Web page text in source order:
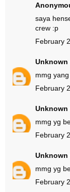
saya
crew :p
February
Unknown
mmg
February
Unknown
mmg yg
February
Unknown
mmg yg
February